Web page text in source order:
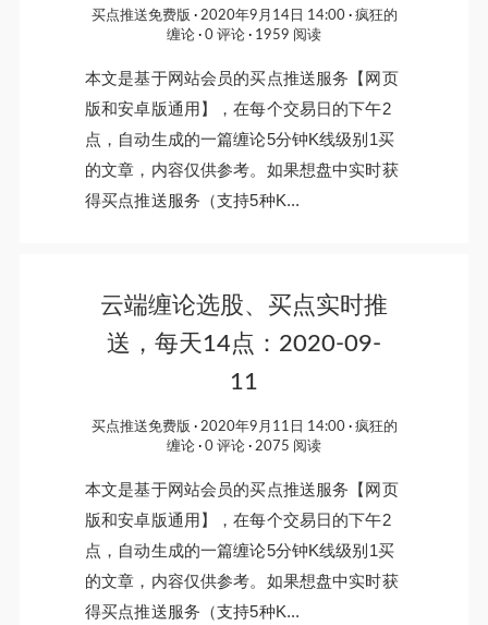
买点推送免费版 2020年9月14日 14:00
疯狂的
缠论
0 评论 1959 阅读
本文是基于网站会员的买点推送服务【网页
版和安卓版通用】，在每个交易日的下午2
点，自动生成的一篇缠论5分钟K线级别1买
的文章，内容仅供参考。如果想盘中实时获
得买点推送服务（支持5种K...
云端缠论选股、买点实时推
送，每天14点：2020-09-
11
买点推送免费版 2020年9月11日 14:00
疯狂的
缠论
0 评论 2075 阅读
本文是基于网站会员的买点推送服务【网页
版和安卓版通用】，在每个交易日的下午2
点，自动生成的一篇缠论5分钟K线级别1买
的文章，内容仅供参考。如果想盘中实时获
得买点推送服务（支持5种K...